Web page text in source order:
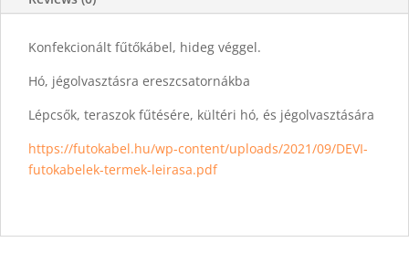
Konfekcionált fűtőkábel, hideg véggel.
Hó, jégolvasztásra ereszcsatornákba
Lépcsők, teraszok fűtésére, kültéri hó, és jégolvasztására
https://futokabel.hu/wp-content/uploads/2021/09/DEVI-
futokabelek-termek-leirasa.pdf